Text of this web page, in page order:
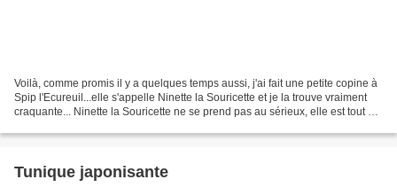
Voilà, comme promis il y a quelques temps aussi, j'ai fait une petite copine à
Spip l'Ecureuil...elle s'appelle Ninette la Souricette et je la trouve vraiment
craquante... Ninette la Souricette ne se prend pas au sérieux, elle est tout de
Tunique japonisante